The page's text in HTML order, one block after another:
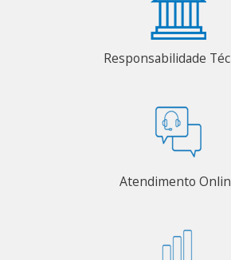
Responsabilidade
Atendimento